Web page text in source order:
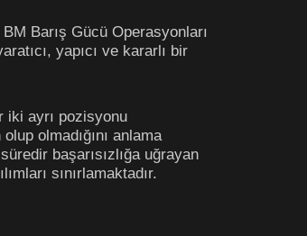
Barış Gücü Operasyonları
yapıcı ve kararlı bir
iki ayrı pozisyonu
olmadığını anlama
başarısızlığa uğrayan
sınırlamaktadır.